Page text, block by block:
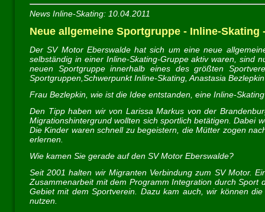
News Inline-Skating: 10.04.2011
Neue allgemeine Sportgruppe - Inline-Skating
Der SV Motor Eberswalde hat sich um eine neue
selbständig in einer Inline-Skating-Gruppe aktiv waren, sind
neuen Sportgruppe innerhalb eines des größten
Sportgruppen,Schwerpunkt Inline-Skating, Anastasia
Frau Bezlepkin, wie ist die Idee entstanden, eine Inline-
Den Tipp haben wir von Larissa Markus von der
Migrationshintergrund wollten sich sportlich betätigen. Dabei
Die Kinder waren schnell zu begeistern, die Mütter zogen
erlernen.
Wie kamen Sie gerade auf den SV Motor Eberswalde?
Seit 2001 halten wir Migranten Verbindung zum SV Motor.
Zusammenarbeit mit dem Programm Integration durch
Gebiet mit dem Sportverein. Dazu kam auch, wir können
nutzen.